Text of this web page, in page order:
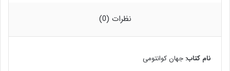
نظرات (0)
نام کتاب: جهان کوانتومی